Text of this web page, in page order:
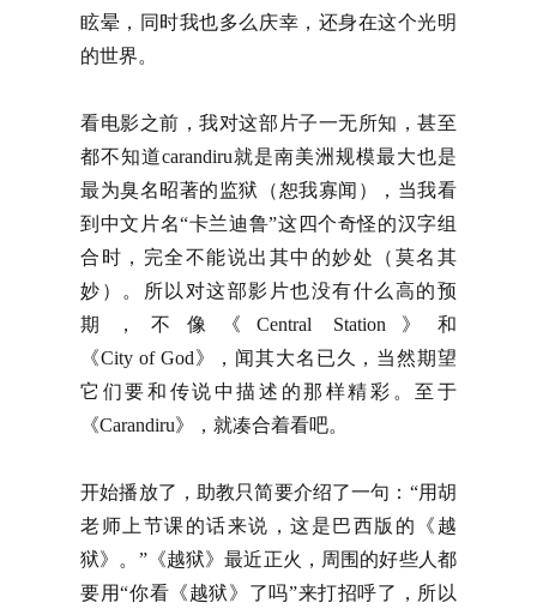
眩晕，同时我也多么庆幸，还身在这个光明
的世界。
看电影之前，我对这部片子一无所知，甚至
都不知道carandiru就是南美洲规模最大也是
最为臭名昭著的监狱（恕我寡闻），当我看
到中文片名“卡兰迪鲁”这四个奇怪的汉字组
合时，完全不能说出其中的妙处（莫名其
妙）。所以对这部影片也没有什么高的预
期，不像《Central Station》和
《City of God》，闻其大名已久，当然期望
它们要和传说中描述的那样精彩。至于
《Carandiru》，就凑合着看吧。
开始播放了，助教只简要介绍了一句：“用胡
老师上节课的话来说，这是巴西版的《越
狱》。”《越狱》最近正火，周围的好些人都
要用“你看《越狱》了吗”来打招呼了，所以